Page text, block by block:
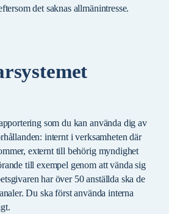
det saknas allmänintresse.
som du kan använda dig av
internt i verksamheten där
externt till behörig myndighet
till exempel genom att vända sig
har över 50 anställda ska de
Du ska först använda interna